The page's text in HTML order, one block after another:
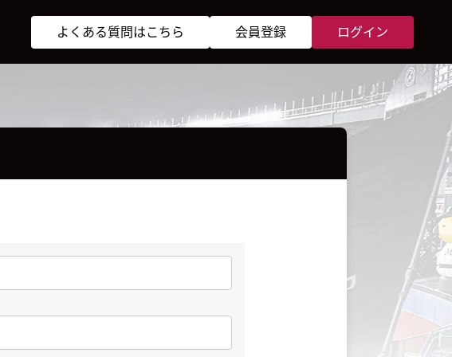
よくある質問はこちら 会員登録 ログイン